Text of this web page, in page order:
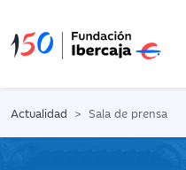
Actualidad Sala de prensa